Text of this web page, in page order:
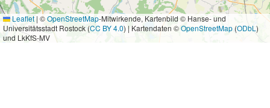
Leaflet | ©OpenStreetMap-Mitwirkende, Kartenbild © Hanse- und
Universitätsstadt Rostock (CC BY 4.0) | Kartendaten ©OpenStreetMap (ODbL)
und LkKfS-MV